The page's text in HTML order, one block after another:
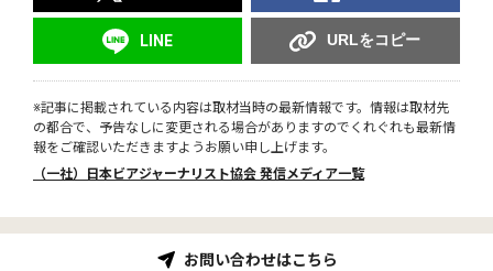
LINE URLをコピー
※記事に掲載されている内容は取材当時の最新情報です。情報は取材先
の都合で、予告なしに変更される場合がありますのでくれぐれも最新情
報をご確認いただきますようお願い申し上げます。
（一社）日本ビアジャーナリスト協会 発信メディア一覧
お問い合わせはこちら